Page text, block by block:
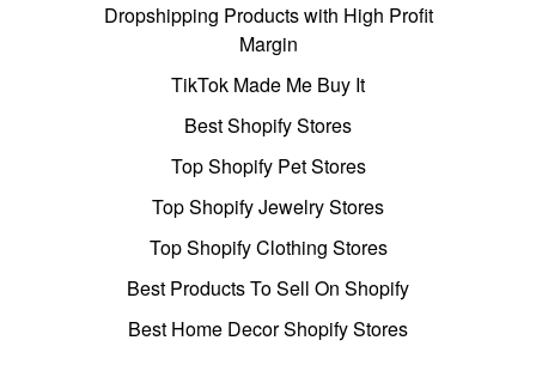
Dropshipping Products with High Profit
Margin
TikTok Made Me Buy It
Best Shopify Stores
Top Shopify Pet Stores
Top Shopify Jewelry Stores
Top Shopify Clothing Stores
Best Products To Sell On Shopify
Best Home Decor Shopify Stores